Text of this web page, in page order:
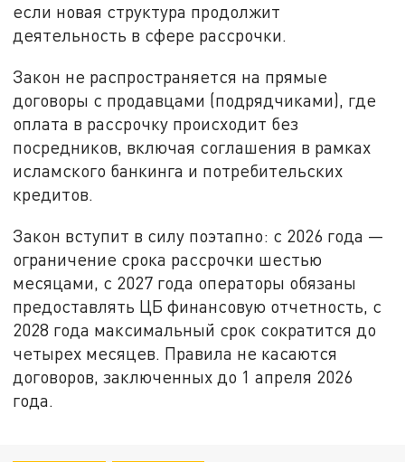
если новая структура продолжит
деятельность в сфере рассрочки.
Закон не распространяется на прямые
договоры с продавцами (подрядчиками), где
оплата в рассрочку происходит без
посредников, включая соглашения в рамках
исламского банкинга и потребительских
кредитов.
Закон вступит в силу поэтапно: с 2026 года —
ограничение срока рассрочки шестью
месяцами, с 2027 года операторы обязаны
предоставлять ЦБ финансовую отчетность, с
2028 года максимальный срок сократится до
четырех месяцев. Правила не касаются
договоров, заключенных до 1 апреля 2026
года.